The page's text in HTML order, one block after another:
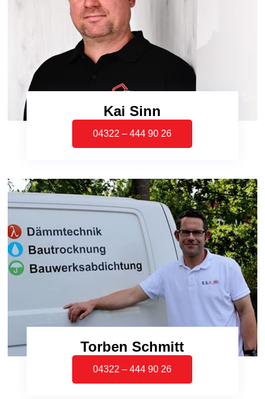
Kai Sinn
04322 – 444 90 26
Torben Schmitt
04322 – 444 90 26